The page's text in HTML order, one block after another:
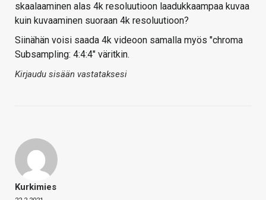
skaalaaminen alas 4k resoluutioon laadukkaampaa kuvaa
kuin kuvaaminen suoraan 4k resoluutioon?
Siinähän voisi saada 4k videoon samalla myös "chroma
Subsampling: 4:4:4" väritkin.
Kirjaudu sisään vastataksesi
Kurkimies